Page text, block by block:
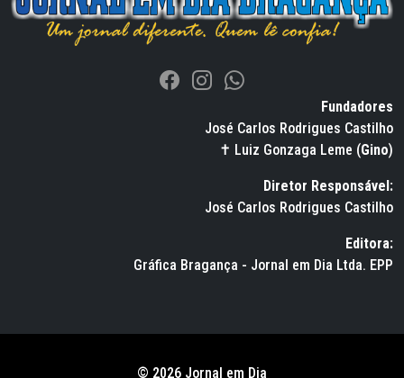
Fundadores
José Carlos Rodrigues Castilho
✝ Luiz Gonzaga Leme (Gino)
Diretor Responsável:
José Carlos Rodrigues Castilho
Editora:
Gráfica Bragança - Jornal em Dia Ltda. EPP
© 2026 Jornal em Dia